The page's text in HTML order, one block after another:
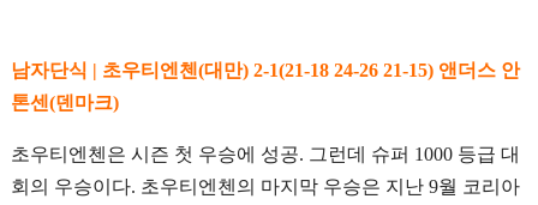
남자단식 | 초우티엔첸(대만) 2-1(21-18 24-26 21-15) 앤더스 안
톤센(덴마크)
초우티엔첸은 시즌 첫 우승에 성공. 그런데 슈퍼 1000 등급 대
회의 우승이다. 초우티엔첸의 마지막 우승은 지난 9월 코리아